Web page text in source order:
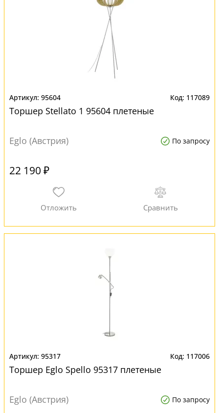
95604 117089
Торшер Stellato 1 95604 плетеные
Eglo (Австрия) По запросу
22 190 ₽
95317 117006
Торшер Eglo Spello 95317 плетеные
Eglo (Австрия) По запросу